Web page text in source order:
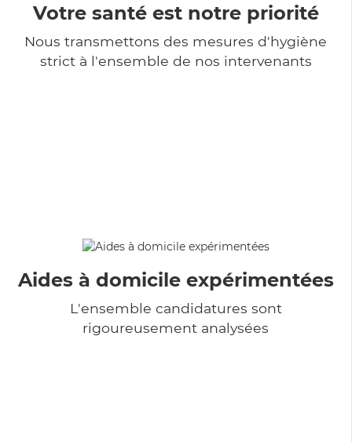
Votre santé est notre priorité
Nous transmettons des mesures d'hygiène
strict à l'ensemble de nos intervenants
Aides à domicile expérimentées
L'ensemble candidatures sont
rigoureusement analysées